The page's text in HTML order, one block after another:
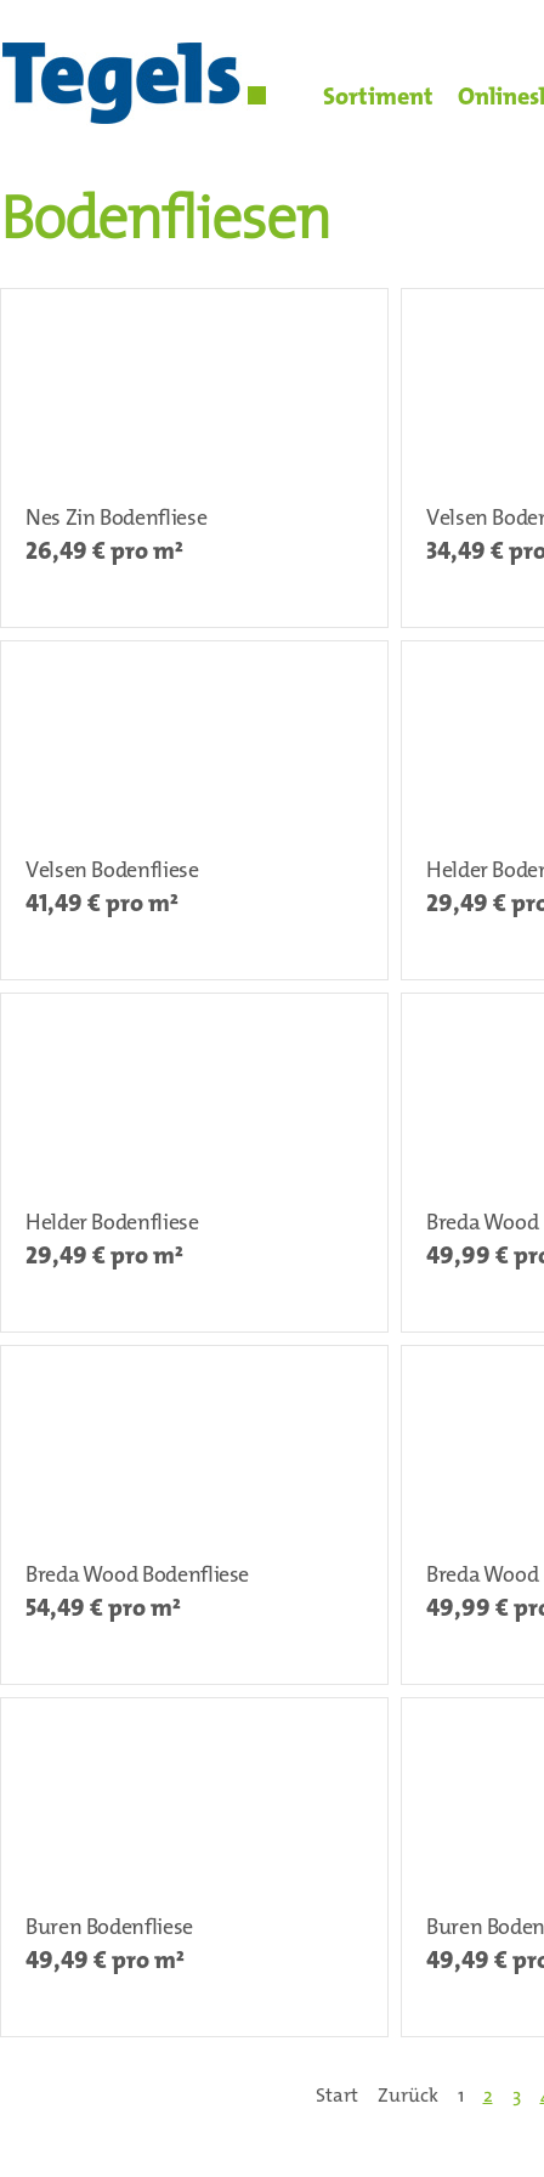
Sortiment
Bodenfliesen
Nes Zin Bodenfliese
26,49 € pro m²
Velsen
34,49 €
Velsen Bodenfliese
41,49 € pro m²
Helder
29,49 €
Helder Bodenfliese
29,49 € pro m²
Breda
49,99 €
Breda Wood Bodenfliese
54,49 € pro m²
Breda
49,99 €
Buren Bodenfliese
49,49 € pro m²
Buren
49,49 €
Start Zurück 1 2 3